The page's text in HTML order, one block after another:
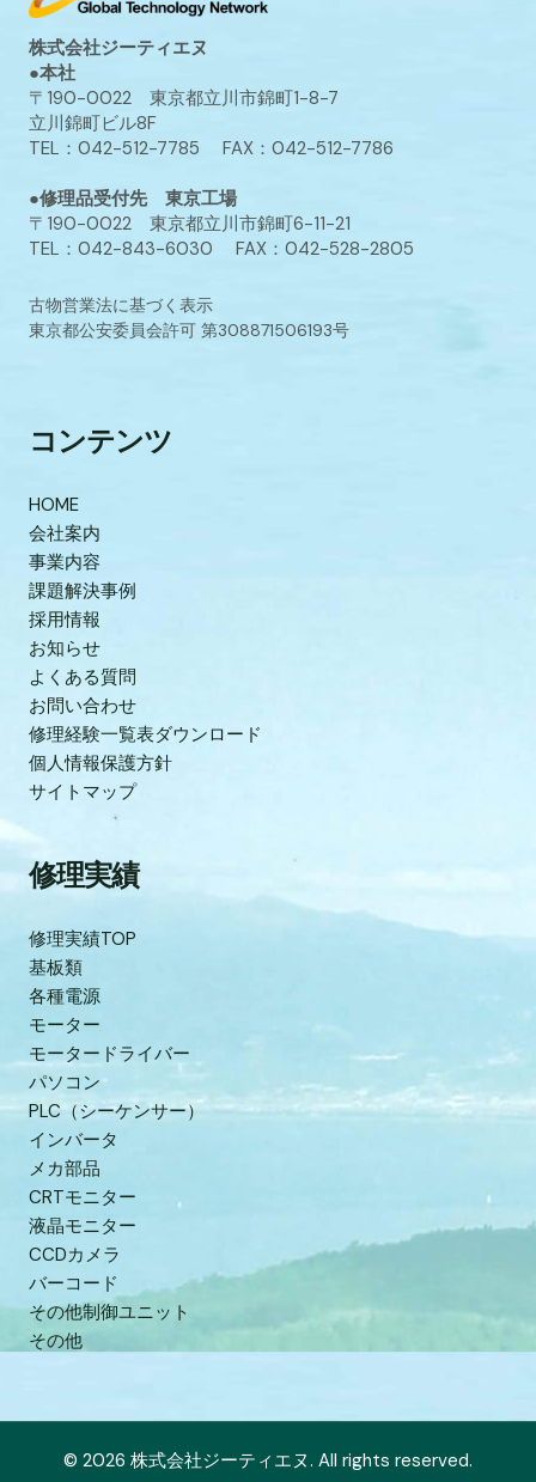
株式会社ジーティエヌ
●本社
〒190-0022 東京都立川市錦町1-8-7
立川錦町ビル8F
TEL：042-512-7785 FAX：042-512-7786
●修理品受付先 東京工場
〒190-0022 東京都立川市錦町6-11-21
TEL：042-843-6030 FAX：042-528-2805
古物営業法に基づく表示
東京都公安委員会許可 第308871506193号
コンテンツ
HOME
会社案内
事業内容
課題解決事例
採用情報
お知らせ
よくある質問
お問い合わせ
修理経験一覧表ダウンロード
個人情報保護方針
サイトマップ
修理実績
修理実績TOP
基板類
各種電源
モーター
モータードライバー
パソコン
PLC（シーケンサー）
インバータ
メカ部品
CRTモニター
液晶モニター
CCDカメラ
バーコード
その他制御ユニット
その他
© 2026 株式会社ジーティエヌ. All rights reserved.